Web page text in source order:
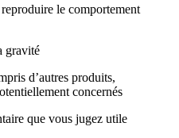
le comportement
gravité
d’autres produits,
concernés
que vous jugez utile